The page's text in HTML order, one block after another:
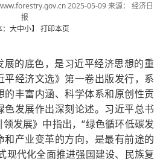
2025-05-09来源： 经济日
报
大中小】 打印本页
展的底色，是习近平经济思想的重
经济文选》第一卷出版发行，系
丰富内涵、科学体系和原创性贡
发展作出深刻论述。习近平总书
发展》中指出，“绿色循环低碳发
产业变革的方向，是最有前途的
现代化全面推进强国建设、民族复